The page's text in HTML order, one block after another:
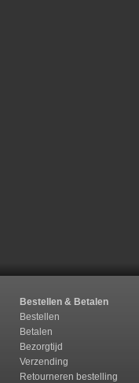
Bestellen & Betalen
Bestellen
Betalen
Bezorgtijd
Verzending
Retourneren bestelling